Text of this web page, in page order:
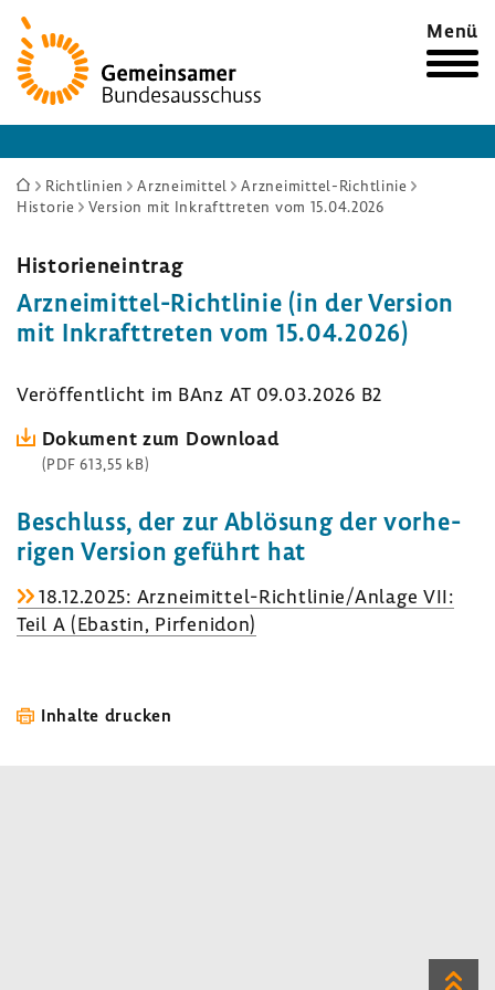
Zur
Startseite
Menü
Sie
sind
Richtlinien Arzneimittel
Arzneimittel-Richtlinie
Historie
Version mit Inkrafttreten vom 15.04.2026
Histo­ri­en­ein­trag
Arzneimittel-​Richtlinie (in der Version
mit Inkraft­treten vom 15.04.2026)
Veröf­fent­licht im BAnz AT 09.03.2026 B2
Doku­ment zum Down­load
(PDF 613,55 kB)
Beschluss, der zur Ablö­sung der vorhe­
rigen Version geführt hat
18.12.2025: Arzneimittel-​Richtlinie/Anlage VII:
Teil A (Ebastin, Pirfe­n­idon)
Inhalte drucken
Zum